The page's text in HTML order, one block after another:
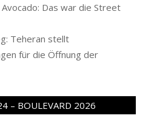
Das war die Street
Teheran stellt
für die Öffnung der
– BOULEVARD 2026